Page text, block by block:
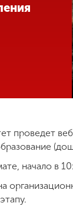
проведет
начало в